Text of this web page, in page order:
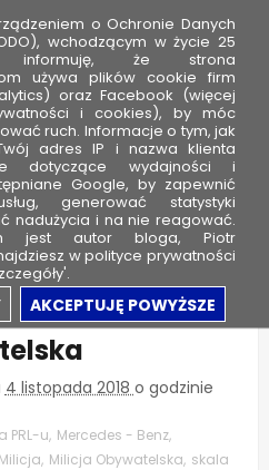
W111 (220SE) -
4 listopada 2018 o godzinie
PRL-u, Mercedes - Benz,
Milicja, Milicja Obywatelska, skala
o Ochronie Danych
wchodzącym w życie 25
że strona
używa plików cookie firm
oraz Facebook (więcej
i cookies), by móc
ruch. Informacje o tym, jak
adres IP i nazwa klienta
dotyczące wydajności i
Google, by zapewnić
generować statystyki
nadużycia i na nie reagować.
jest autor bloga, Piotr
w polityce prywatności
AKCEPTUJĘ POWYŻSZE